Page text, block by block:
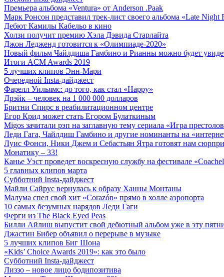
Премьера альбома «Ventura» от Anderson .Paak
Марк Ронсон представил трек-лист своего альбома «Late Night
Дебют Камилы Кабельо в кино
Холзи получит премию Хэла Дэвида Старлайта
Джон Ледженд готовится к «Олимпиаде-2020»
Новый фильм Чайлдиша Гамбино и Рианны можно будет
Итоги ACM Awards 2019
5 лучших клипов Энн-Мари
Очередной Insta-дайджест
Фарелл Уильямс: до того, как стал «Happy»
Дрэйк – человек на 1 000 000 долларов
Бритни Спирс в реабилитационном центре
Егор Крид может стать Егором Булаткиным
Migos зачитали рэп на заглавную тему сериала «Игра
Леди Гага, Чайлдиш Гамбино и другие номинанты на
Луис Фонси, Ники Джем и Себастьян Ятра готовят нам
Монатику – 33!
Канье Уэст проведет воскресную службу на фестивале
5 главных клипов марта
Субботний Insta-дайджест
Майли Сайрус вернулась к образу Ханны Монтаны
Малума спел свой хит «Corazón» прямо в холле аэропорта
10 самых безумных нарядов Леди Гаги
Ферги из The Black Eyed Peas
Билли Айлиш выпустит свой дебютный альбом уже в эту
Джастин Бибер объявил о перерыве в музыке
5 лучших клипов Биг Шона
«Kids’ Choice Awards 2019»: как это было
Субботний Insta-дайджест
Лиззо – новое лицо бодипозитива